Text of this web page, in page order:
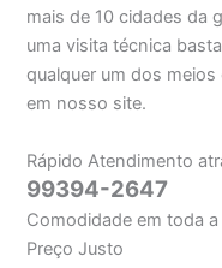
mais de 10 cidades da
uma visita técnica
qualquer um dos
em nosso site.
Rápido Atendimento
99394-2647
Comodidade em toda
Preço Justo